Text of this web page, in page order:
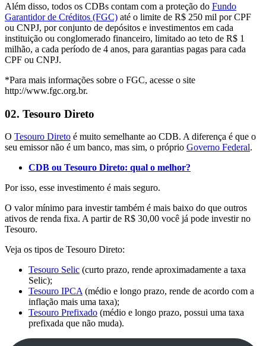
Além disso, todos os CDBs contam com a proteção do Fundo
Garantidor de Créditos (FGC) até o limite de R$ 250 mil por CPF
ou CNPJ, por conjunto de depósitos e investimentos em cada
instituição ou conglomerado financeiro, limitado ao teto de R$ 1
milhão, a cada período de 4 anos, para garantias pagas para cada
CPF ou CNPJ.
*Para mais informações sobre o FGC, acesse o site
http://www.fgc.org.br.
02. Tesouro Direto
O Tesouro Direto é muito semelhante ao CDB. A diferença é que o
seu emissor não é um banco, mas sim, o próprio Governo Federal.
CDB ou Tesouro Direto: qual o melhor?
Por isso, esse investimento é mais seguro.
O valor mínimo para investir também é mais baixo do que outros
ativos de renda fixa. A partir de R$ 30,00 você já pode investir no
Tesouro.
Veja os tipos de Tesouro Direto:
Tesouro Selic (curto prazo, rende aproximadamente a taxa
Selic);
Tesouro IPCA(médio e longo prazo, rende de acordo com a
inflação mais uma taxa);
Tesouro Prefixado (médio e longo prazo, possui uma taxa
prefixada que não muda).